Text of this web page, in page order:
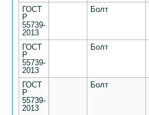
ГОСТ
Р
55739-
2013
Болт
ГОСТ
Р
55739-
2013
Болт
ГОСТ
Р
55739-
2013
Болт